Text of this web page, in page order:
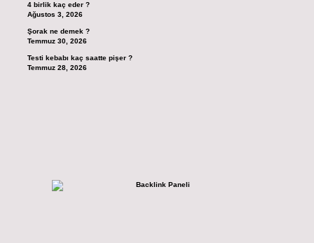
4 birlik kaç eder ?
Ağustos 3, 2026
Şorak ne demek ?
Temmuz 30, 2026
Testi kebabı kaç saatte pişer ?
Temmuz 28, 2026